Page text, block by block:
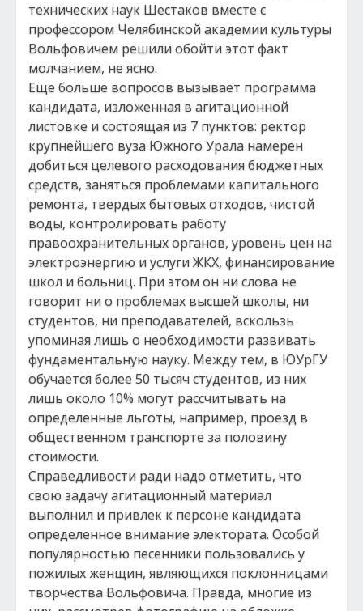
технических наук Шестаков вместе с
профессором Челябинской академии культуры
Вольфовичем решили обойти этот факт
молчанием, не ясно.
Еще больше вопросов вызывает программа
кандидата, изложенная в агитационной
листовке и состоящая из 7 пунктов: ректор
крупнейшего вуза Южного Урала намерен
добиться целевого расходования бюджетных
средств, заняться проблемами капитального
ремонта, твердых бытовых отходов, чистой
воды, контролировать работу
правоохранительных органов, уровень цен на
электроэнергию и услуги ЖКХ, финансирование
школ и больниц. При этом он ни слова не
говорит ни о проблемах высшей школы, ни
студентов, ни преподавателей, вскользь
упоминая лишь о необходимости развивать
фундаментальную науку. Между тем, в ЮУрГУ
обучается более 50 тысяч студентов, из них
лишь около 10% могут рассчитывать на
определенные льготы, например, проезд в
общественном транспорте за половину
стоимости.
Справедливости ради надо отметить, что
свою задачу агитационный материал
выполнил и привлек к персоне кандидата
определенное внимание электората. Особой
популярностью песенники пользовались у
пожилых женщин, являющихся поклонницами
творчества Вольфовича. Правда, многие из